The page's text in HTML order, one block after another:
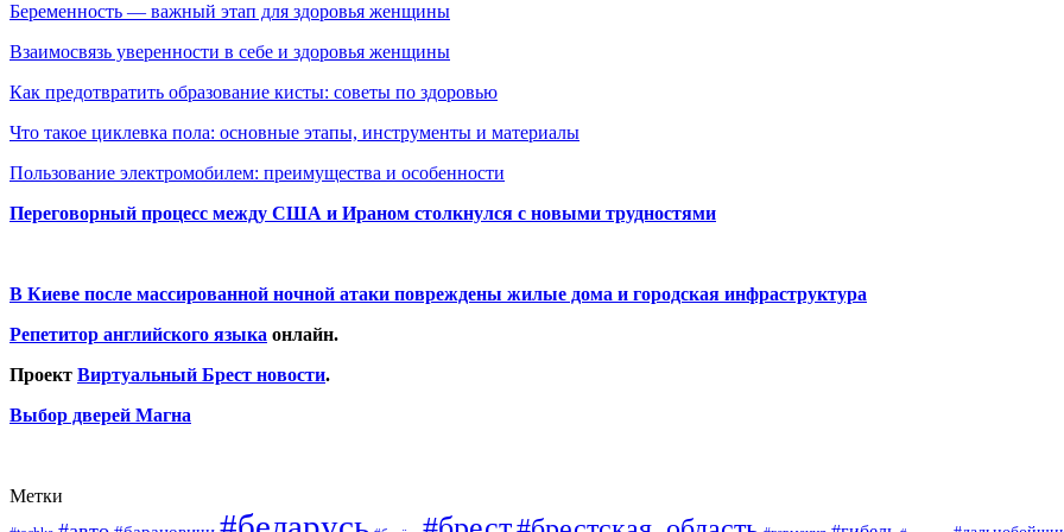
Беременность — важный этап для здоровья женщины
Взаимосвязь уверенности в себе и здоровья женщины
Как предотвратить образование кисты: советы по здоровью
Что такое циклевка пола: основные этапы, инструменты и материалы
Пользование электромобилем: преимущества и особенности
Переговорный процесс между США и Ираном столкнулся с новыми трудностями
В Киеве после массированной ночной атаки повреждены жилые дома и городская инфраструктура
Репетитор английского языка онлайн.
Проект Виртуальный Брест новости.
Выбор дверей Магна
Метки